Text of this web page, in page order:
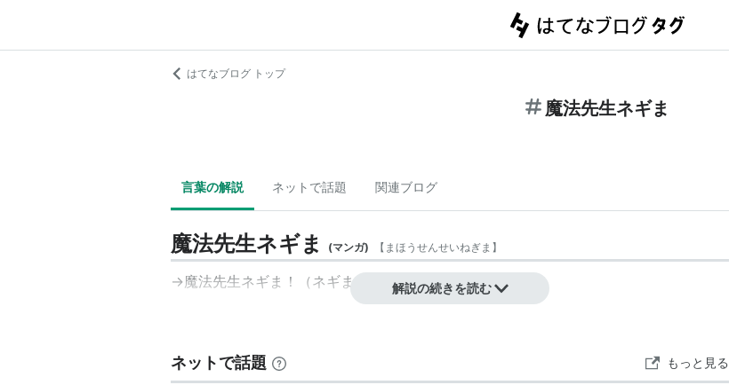
はてなブログ トップ
魔法先生ネギま
言葉の解説 ネットで話題 関連ブログ
魔法先生ネギま (マンガ) 【 まほうせんせいねぎま 】
→魔法先生ネギま！（ネギま！，ネギま）解説の続きを読む
ネットで話題 もっと見る